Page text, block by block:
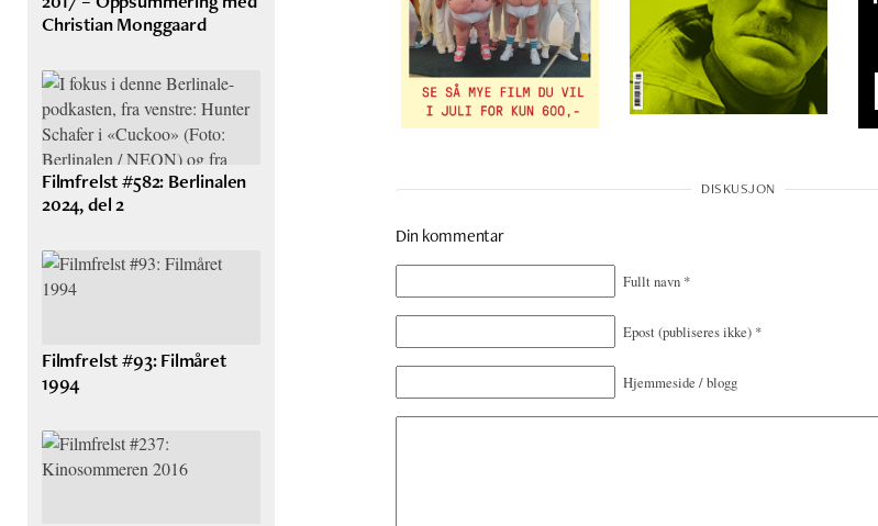
Din kommentar
Fullt navn *
Epost(publiseres ikke) *
Hjemmeside / blogg
Christian Monggaard
Filmfrelst #582: Berlinalen
2024, del 2
Filmfrelst #93: Filmåret
1994